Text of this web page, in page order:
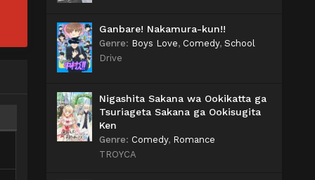
Ganbare! Nakamura-kun!!
Genre: Boys Love, Comedy, School
Drive
Nigashita Sakana wa Ookikatta ga
Tsuriageta Sakana ga Ookisugita
Ken
Genre: Comedy, Romance
TROYCA